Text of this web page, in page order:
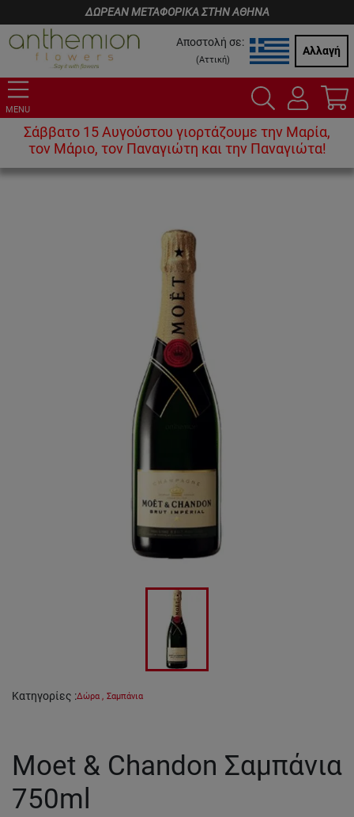
ΔΩΡΕΑΝ ΜΕΤΑΦΟΡΙΚΑ ΣΤΗΝ ΑΘΗΝΑ
Αποστολή σε:
(Αττική)
Αλλαγή
MENU
Σάββατο 15 Αυγούστου γιορτάζουμε την Μαρία,
τον Μάριο, τον Παναγιώτη και την Παναγιώτα!
Κατηγορίες :Δώρα , Σαμπάνια
Moet & Chandon Σαμπάνια
750ml